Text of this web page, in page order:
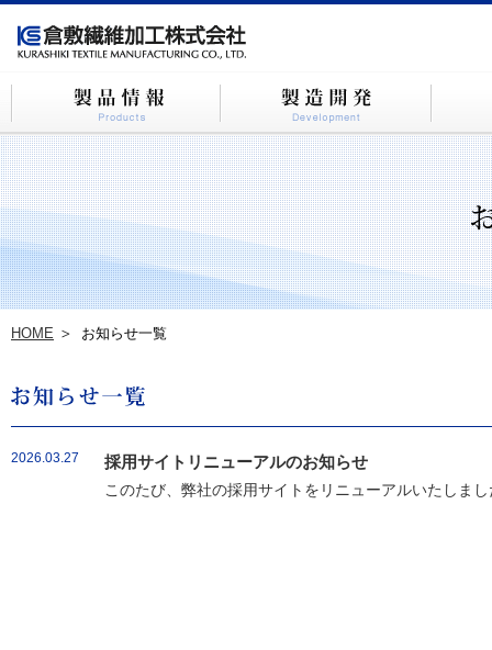
HOME お知らせ一覧
2026.03.27 採用サイトリニューアルのお知らせ
このたび、弊社の採用サイトをリニューアルいたしま